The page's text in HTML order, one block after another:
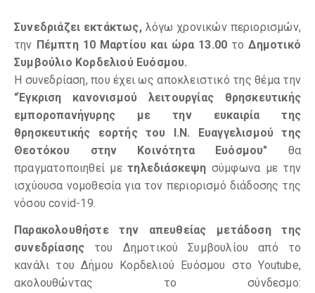
Συνεδριάζει εκτάκτως,λόγω χρονικών περιορισμών,
την Πέμπτη 10 Μαρτίου και ώρα 13.00 τοΔημοτικό
Συμβούλιο Κορδελιού Ευόσμου.
Η συνεδρίαση, που έχει ως αποκλειστικό της θέμα την
"Έγκριση κανονισμού λειτουργίας θρησκευτικής
εμποροπανήγυρης με την ευκαιρία της
θρησκευτικής εορτής του Ι.Ν. Ευαγγελισμού της
Θεοτόκου στην Κοινότητα Ευόσμου" θα
πραγματοποιηθεί μετηλεδιάσκεψη σύμφωνα με την
ισχύουσα νομοθεσία για τον περιορισμό διάδοσης της
νόσου covid-19.
Παρακολουθήστε την απευθείας μετάδοση της
συνεδρίασης του Δημοτικού Συμβουλίου από το
κανάλι του Δήμου Κορδελιού Ευόσμου στο Youtube,
ακολουθώντας το σύνδεσμο: